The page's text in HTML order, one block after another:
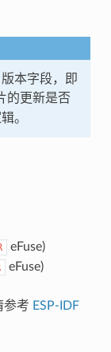
本字段，即
的更新是否
。
eFuse)
eFuse)
参考 ESP-IDF